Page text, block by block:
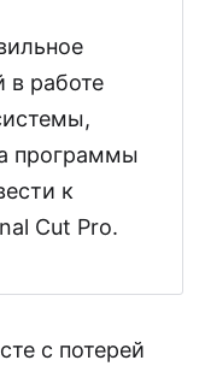
в работе
программы
к
Cut Pro.
с потерей